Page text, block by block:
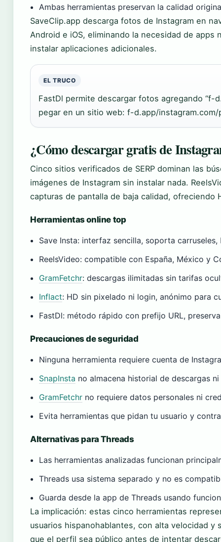
Ambas herramientas preservan la calidad
SaveClip.app descarga fotos de Instagram en
Android e iOS, eliminando la necesidad de apps
instalar aplicaciones adicionales.
EL TRUCO
FastDl permite descargar fotos agregando “f-
pegar en un sitio web: f-d.app/instagram.com/
¿Cómo descargar gratis de
Cinco sitios verificados de SERP dominan las
imágenes de Instagram sin instalar nada.
capturas de pantalla de baja calidad, ofreciendo
Herramientas online top
Save Insta: interfaz sencilla, soporta
ReelsVideo: compatible con España, México y
GramFetchr: descargas ilimitadas sin tarifas
Inflact: HD sin pixelado ni login, anónimo para
FastDl: método rápido con prefijo URL,
Precauciones de seguridad
Ninguna herramienta requiere cuenta de
SnapInsta no almacena historial de descargas
GramFetchr no requiere datos personales ni
Evita herramientas que pidan tu usuario y
Alternativas para Threads
Las herramientas analizadas funcionan
Threads usa sistema separado y no es
Guarda desde la app de Threads usando
La implicación: estas cinco herramientas
usuarios hispanohablantes, con alta velocidad y
que el perfil sea público antes de intentar